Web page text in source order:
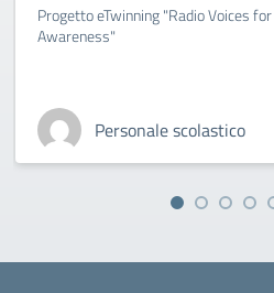
Progetto eTwinning "Radio Voices
Awareness"
Personale scolastico